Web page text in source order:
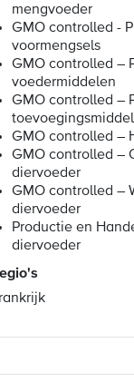
mengvoeder
GMO controlled -
voormengsels
GMO controlled –
voedermiddelen
GMO controlled –
GMO controlled –
GMO controlled –
diervoeder
GMO controlled –
diervoeder
Productie en
diervoeder